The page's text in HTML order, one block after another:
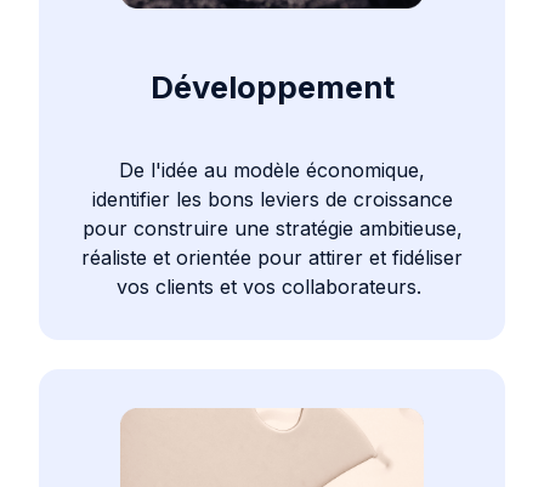
Développement
De l'idée au modèle économique,
identifier les bons leviers de croissance
pour construire une stratégie ambitieuse,
réaliste et orientée pour attirer et fidéliser
vos clients et vos collaborateurs.